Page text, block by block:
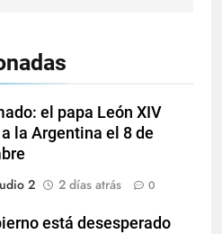
el papa León XIV
a la Argentina el 8 de
2
2 días atrás 0
está desesperado